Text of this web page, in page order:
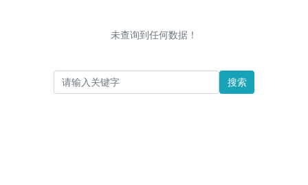
未查询到任何数据！
搜索